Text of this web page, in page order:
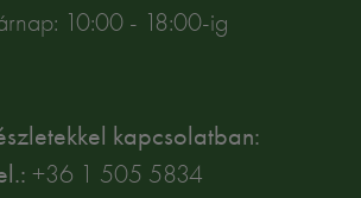
10:00 - 18:00-ig
kapcsolatban:
+36 1 505 5834